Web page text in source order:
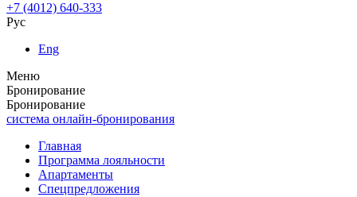
+7 (4012) 640-333
Рус
Eng
Меню
Бронирование
Бронирование
система онлайн-бронирования
Главная
Программа лояльности
Апартаменты
Спецпредложения